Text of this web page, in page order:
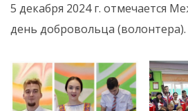
5 декабря 2024 г. отмечается
день добровольца (волонтера).